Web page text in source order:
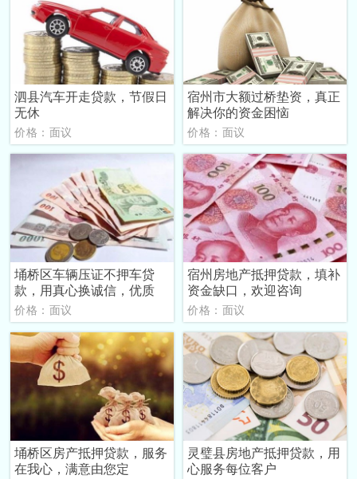
泗县汽车开走贷款，节假日
无休
价格：面议
宿州市大额过桥垫资，真正
解决你的资金困恼
价格：面议
埇桥区车辆压证不押车贷
款，用真心换诚信，优质
价格：面议
宿州房地产抵押贷款，填补
资金缺口，欢迎咨询
价格：面议
埇桥区房产抵押贷款，服务
在我心，满意由您定
灵璧县房地产抵押贷款，用
心服务每位客户